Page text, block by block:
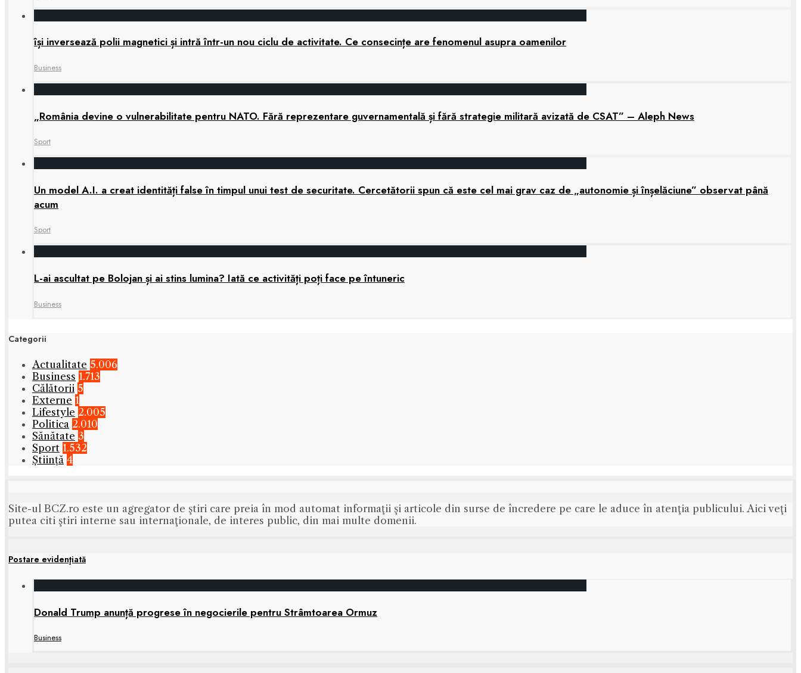
își inversează polii magnetici și intră într-un nou ciclu de activitate. Ce consecințe are fenomenul asupra oamenilor
Business
„România devine o vulnerabilitate pentru NATO. Fără reprezentare guvernamentală și fără strategie militară avizată de CSAT” – Aleph News
Sport
Un model A.I. a creat identități false în timpul unui test de securitate. Cercetătorii spun că este cel mai grav caz de „autonomie și înșelăciune” observat până
acum
Sport
L-ai ascultat pe Bolojan și ai stins lumina? Iată ce activități poți face pe întuneric
Business
Categorii
Actualitate 5.006
Business 1.713
Călătorii 5
Externe 1
Lifestyle 2.005
Politica 2.010
Sănătate 3
Sport 1.532
Știință 4
Site-ul BCZ.ro este un agregator de ştiri care preia în mod automat informaţii şi articole din surse de încredere pe care le aduce în atenţia publicului. Aici veţi
putea citi ştiri interne sau internaţionale, de interes public, din mai multe domenii.
Postare evidenţiată
Donald Trump anunță progrese în negocierile pentru Strâmtoarea Ormuz
Business